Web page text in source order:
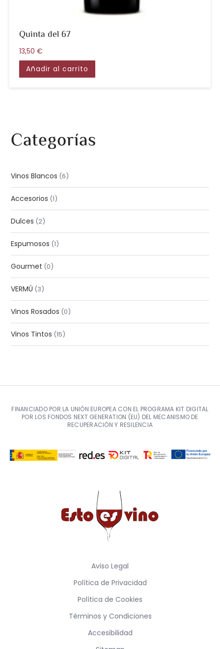
Quinta del 67
13,50 €
Añadir al carrito
Categorías
Vinos Blancos 6
Accesorios 1
Dulces 2
Espumosos 1
Gourmet 0
VERMÚ 3
Vinos Rosados 0
Vinos Tintos 15
FINANCIADO POR LA UNIÓN EUROPEA CON EL PROGRAMA KIT DIGITAL
POR LOS FONDOS NEXT GENERATION (EU) DEL MECANISMO DE
RECUPERACIÓN Y RESILENCIA
Aviso Legal
Política de Privacidad
Política de Cookies
Términos y Condiciones
Accesibilidad